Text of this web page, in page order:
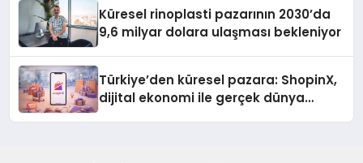
Küresel rinoplasti pazarının 2030’da
9,6 milyar dolara ulaşması bekleniyor
Türkiye’den küresel pazara: ShopinX,
dijital ekonomi ile gerçek dünya